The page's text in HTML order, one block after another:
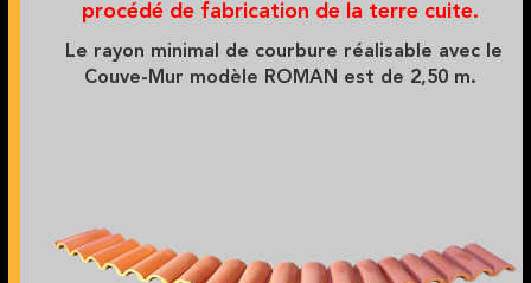
procédé de fabrication de la terre cuite.
Le rayon minimal de courbure réalisable avec le
Couve-Mur modèle ROMAN est de 2,50 m.